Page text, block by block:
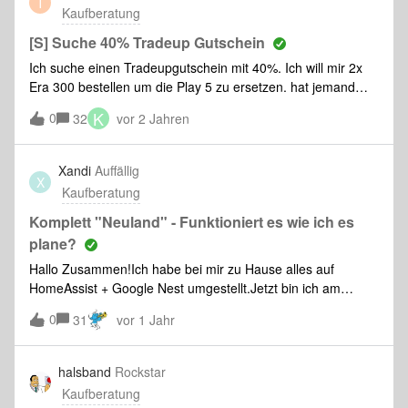
Internet-Zwang: für die Inbetriebnahme scheint eine
Internet-Verbindung notwendig zu sein. Wenn diese erledigt
ist, kann ich dann die Musik- und 5.1-Film-Wiedergabe
Kaufberatung
[S] Suche 40% Tradeup Gutschein
Ich suche einen Tradeupgutschein mit 40%. Ich will mir 2x
Era 300 bestellen um die Play 5 zu ersetzen. hat jemand
einen über und würde mir den (mit)teilen? Das wäre sau
stark! :)schonmal vielen Dank im Voraus! :)
0 32 K vor 2 Jahren
X
Xandi Auffällig
Kaufberatung
Komplett "Neuland" - Funktioniert es wie ich es
plane?
Hallo Zusammen!Ich habe bei mir zu Hause alles auf
HomeAssist + Google Nest umgestellt.Jetzt bin ich am
überlegen eines WLAN Systems für den Sound.Was ich jetzt
mache:Per Tablet - streame ich die Musik per WLAN auf die
Nest Geräte (Lautsprechergruppe).Klingt natürlich nicht
wirklich gut.Könnte ich mir hierzu Sonos Lautsprecher holen
und diese dann mit dem Tablet direkt ansteuern? Ebenfalls
über “Bildschirmfreigabe” ? Oder ist es so das wirklich nur
0 31 vor 1 Jahr
halsband Rockstar
Kaufberatung